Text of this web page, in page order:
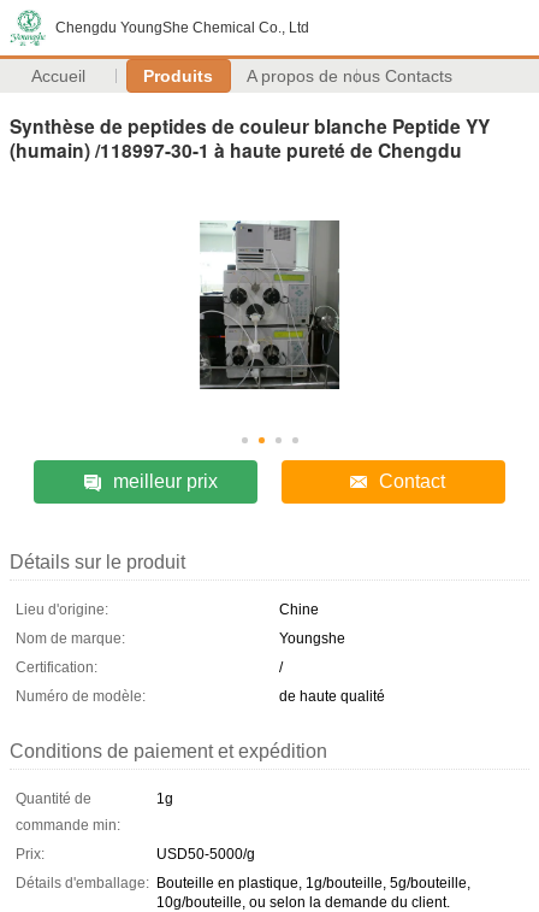
Chengdu YoungShe Chemical Co., Ltd
Accueil Produits A propos de nous Contacts
Synthèse de peptides de couleur blanche Peptide YY
(humain) /118997-30-1 à haute pureté de Chengdu
meilleur prix Contact
Détails sur le produit
Lieu d'origine:
Chine
Nom de marque:
Youngshe
Certification:
/
Numéro de modèle:
de haute qualité
Conditions de paiement et expédition
Quantité de
commande min:
1g
Prix:
USD50-5000/g
Détails d'emballage: Bouteille en plastique, 1g/bouteille, 5g/bouteille,
10g/bouteille, ou selon la demande du client.